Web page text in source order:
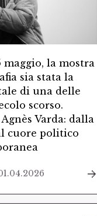
la mostra
sia stata la
di una delle
scorso.
Varda: dalla
cuore politico